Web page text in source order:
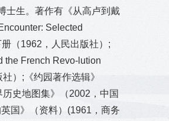
士生。著作有《从高卢到戴
Selected
（1962，人民出版社）;
the French Revo-lution
）;《约园著作选辑》
史地图集》（2002，中国
国》（资料）(1961，商务